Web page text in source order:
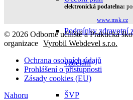
Podmínky zdravotní
vzdělání
ŠVP
elektronická podatelna:
www.msk.cz
© 2026 Odborné učiliště a Praktická
organizace Vyrobil Webdevel s.r.o.
Ochrana osobních údajů
Prohlášení o přístupnosti
Zásady cookies (EU)
Nahoru